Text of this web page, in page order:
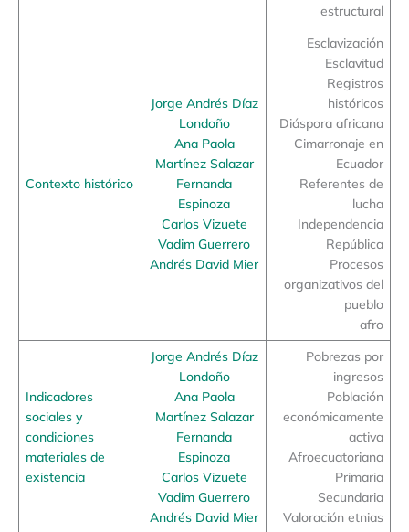
estructural
Contexto histórico
Jorge Andrés Díaz
Londoño
Ana Paola
Martínez Salazar
Fernanda
Espinoza
Carlos Vizuete
Vadim Guerrero
Andrés David Mier
Esclavización
Esclavitud
Registros
históricos
Diáspora africana
Cimarronaje en
Ecuador
Referentes de
lucha
Independencia
República
Procesos
organizativos del
pueblo
afro
Indicadores
sociales y
condiciones
materiales de
existencia
Jorge Andrés Díaz
Londoño
Ana Paola
Martínez Salazar
Fernanda
Espinoza
Carlos Vizuete
Vadim Guerrero
Andrés David Mier
Pobrezas por
ingresos
Población
económicamente
activa
Afroecuatoriana
Primaria
Secundaria
Valoración etnias